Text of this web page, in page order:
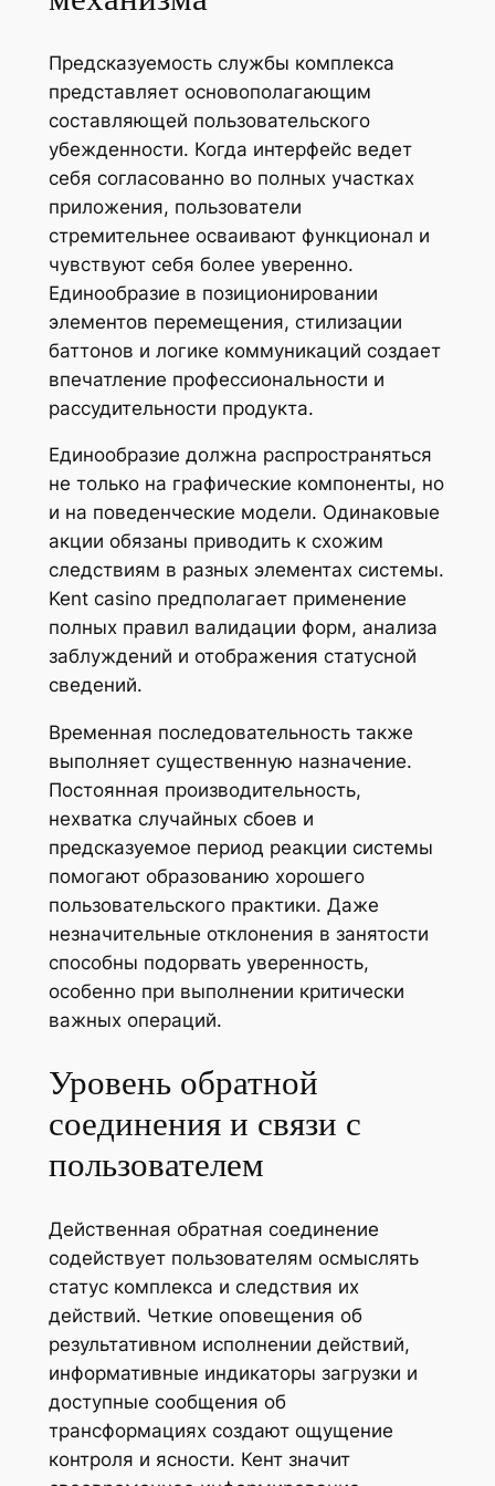
Предсказуемость службы комплекса
представляет основополагающим
составляющей пользовательского
убежденности. Когда интерфейс ведет
себя согласованно во полных участках
приложения, пользователи
стремительнее осваивают функционал и
чувствуют себя более уверенно.
Единообразие в позиционировании
элементов перемещения, стилизации
баттонов и логике коммуникаций создает
впечатление профессиональности и
рассудительности продукта.
Единообразие должна распространяться
не только на графические компоненты, но
и на поведенческие модели. Одинаковые
акции обязаны приводить к схожим
следствиям в разных элементах системы.
Kent casino предполагает применение
полных правил валидации форм, анализа
заблуждений и отображения статусной
сведений.
Временная последовательность также
выполняет существенную назначение.
Постоянная производительность,
нехватка случайных сбоев и
предсказуемое период реакции системы
помогают образованию хорошего
пользовательского практики. Даже
незначительные отклонения в занятости
способны подорвать уверенность,
особенно при выполнении критически
важных операций.
Уровень обратной
соединения и связи с
пользователем
Действенная обратная соединение
содействует пользователям осмыслять
статус комплекса и следствия их
действий. Четкие оповещения об
результативном исполнении действий,
информативные индикаторы загрузки и
доступные сообщения об
трансформациях создают ощущение
контроля и ясности. Кент значит